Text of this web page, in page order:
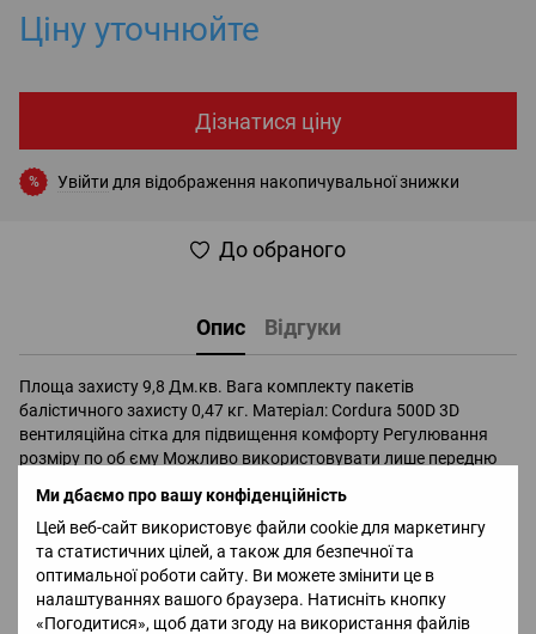
Ми дбаємо про вашу конфіденційність
Цей веб-сайт використовує файли cookie для маркетингу
та статистичних цілей, а також для безпечної та
оптимальної роботи сайту. Ви можете змінити це в
налаштуваннях вашого браузера. Натисніть кнопку
«Погодитися», щоб дати згоду на використання файлів
Ціну уточнюйте
Дізнатися ціну
% Увійти для відображення накопичувальної знижки
До обраного
Опис Відгуки
Площа захисту 9,8 Дм.кв. Вага комплекту пакетів
балістичного захисту 0,47 кг. Матеріал: Cordura 500D 3D
вентиляційна сітка для підвищення комфорту Регулювання
розміру по об єму Можливо використовувати лише передню
дозволяє кріпити до жилету за допомогою Velcro або MOLLE
Має відділ для встановлення балістичного захисту: КЛАС
ЗАХИСТУ БАЛІСТИЧНОГО ПАКЕТУ: 1 ДСТУ 8782:2018 / IIIA NIJ
0101.06 США МАТЕРІАЛ: надвисокомолекулярний поліетилен.